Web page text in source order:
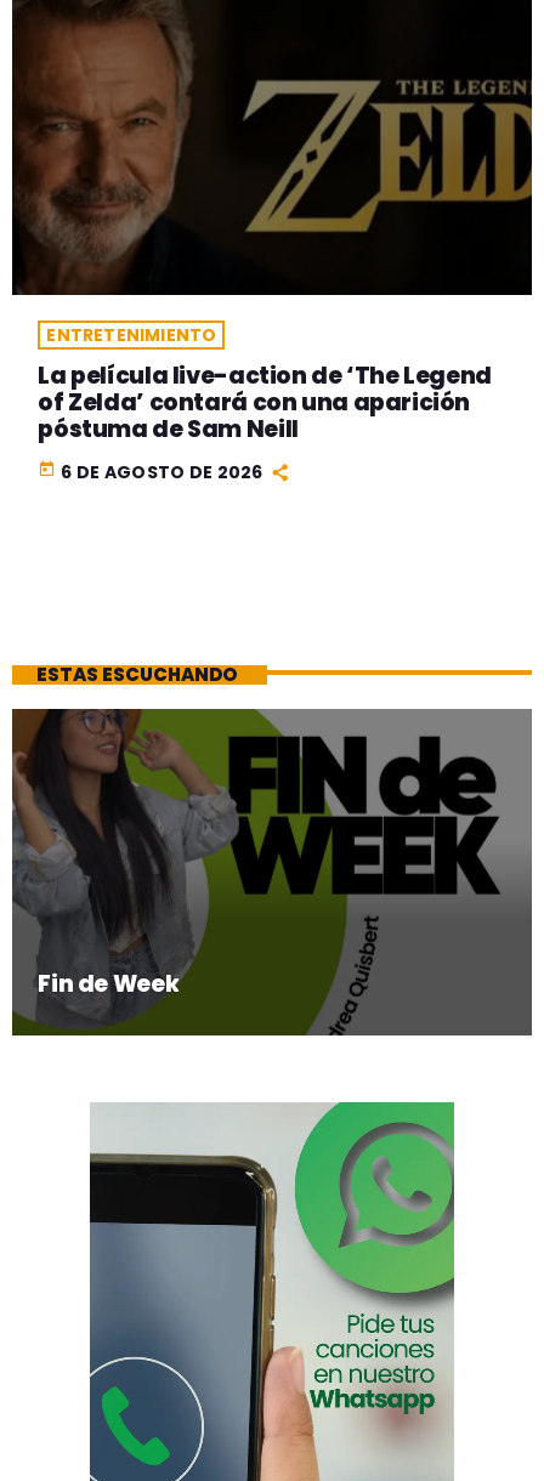
ENTRETENIMIENTO
La película live-action de ‘The Legend
of Zelda’ contará con una aparición
póstuma de Sam Neill
today 6 DE AGOSTO DE 2026
ESTAS ESCUCHANDO
Fin de Week